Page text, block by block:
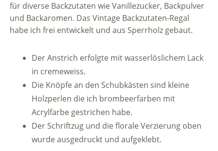
für diverse Backzutaten wie Vanillezucker, Backpulver
und Backaromen. Das Vintage Backzutaten-Regal
habe ich frei entwickelt und aus Sperrholz gebaut.
Der Anstrich erfolgte mit wasserlöslichem Lack
in cremeweiss.
Die Knöpfe an den Schubkästen sind kleine
Holzperlen die ich brombeerfarben mit
Acrylfarbe gestrichen habe.
Der Schriftzug und die florale Verzierung oben
wurde ausgedruckt und aufgeklebt.